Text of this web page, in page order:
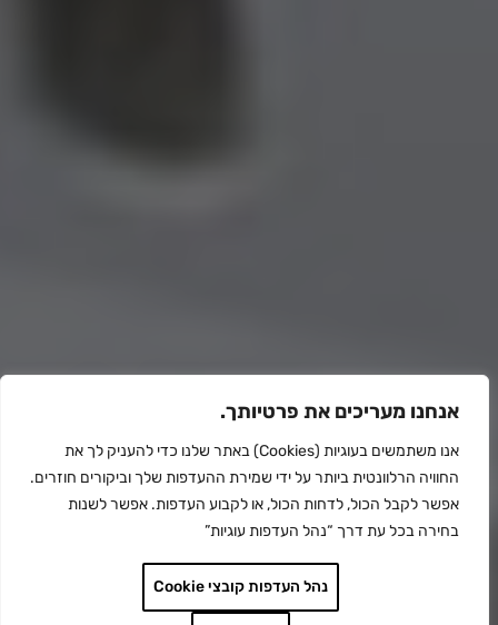
אנחנו מעריכים את פרטיותך.
אנו משתמשים בעוגיות (Cookies) באתר שלנו כדי להעניק לך את
החוויה הרלוונטית ביותר על ידי שמירת ההעדפות שלך וביקורים חוזרים.
אפשר לקבל הכול, לדחות הכול, או לקבוע העדפות. אפשר לשנות
בחירה בכל עת דרך “נהל העדפות עוגיות”
נהל העדפות קובצי Cookie